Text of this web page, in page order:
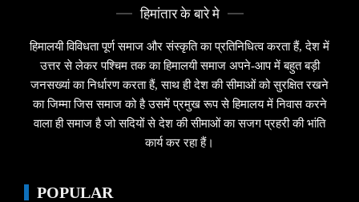
हिमांतार के बारे मे
हिमालयी विविधता पूर्ण समाज और संस्कृति का प्रतिनिधित्व करता हैं, देश में
उत्तर से लेकर पश्चिम तक का हिमालयी समाज अपने-आप में बहुत बड़ी
जनसख्यां का निर्धारण करता हैं, साथ ही देश की सीमाओं को सुरक्षित रखने
का जिम्मा जिस समाज को है उसमें प्रमुख रूप से हिमालय में निवास करने
वाला ही समाज है जो सदियों से देश की सीमाओं का सजग प्रहरी की भांति
कार्य कर रहा हैं।
POPULAR